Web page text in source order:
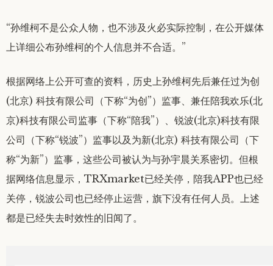
“孙维柯不是公众人物，也不涉及火必实际控制，在公开媒体
上详细公布孙维柯的个人信息并不合适。”
根据网络上公开可查的资料，历史上孙维柯先后兼任过为创
(北京) 科技有限公司（下称“为创”）监事、兼任陪我欢乐(北
京)科技有限公司监事（下称“陪我”）、锐波(北京)科技有限
公司（下称“锐波”）监事以及为新(北京) 科技有限公司（下
称“为新”）监事，这些公司被认为与孙宇晨关系密切。但根
据网络信息显示，TRXmarket已经关停，陪我APP也已经
关停，锐波公司也已经停止运营，旗下没有任何人员。上述
都是已经失去时效性的旧闻了。